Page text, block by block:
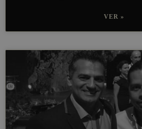
VER »